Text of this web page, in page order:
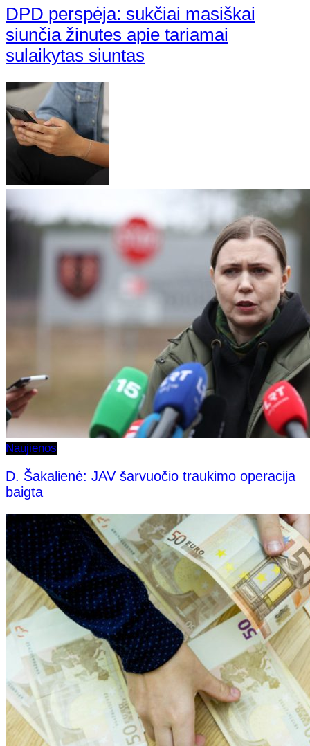
DPD perspėja: sukčiai masiškai
siunčia žinutes apie tariamai
sulaikytas siuntas
Naujienos
D. Šakalienė: JAV šarvuočio traukimo operacija
baigta